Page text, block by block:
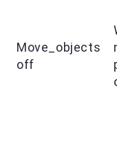
Move_objects
off